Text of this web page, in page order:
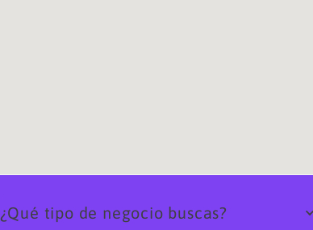
¿Qué tipo de negocio buscas?